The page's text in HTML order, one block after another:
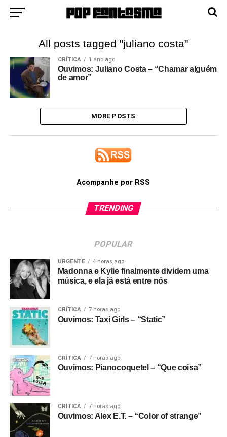
All posts tagged "juliano costa"
CRÍTICA 1 ano ago
Ouvimos: Juliano Costa – “Chamar alguém
de amor”
MORE POSTS
Acompanhe por RSS
TRENDING
POPULAR
URGENTE 4 horas ago
Madonna e Kylie finalmente dividem uma
música, e ela já está entre nós
CRÍTICA 7 horas ago
Ouvimos: Taxi Girls – “Static”
CRÍTICA 7 horas ago
Ouvimos: Pianocoquetel – “Que coisa”
CRÍTICA 7 horas ago
Ouvimos: Alex E.T. – “Color of strange”